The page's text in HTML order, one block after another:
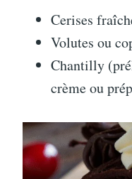
Cerises
Volutes ou
Chantilly
crème ou